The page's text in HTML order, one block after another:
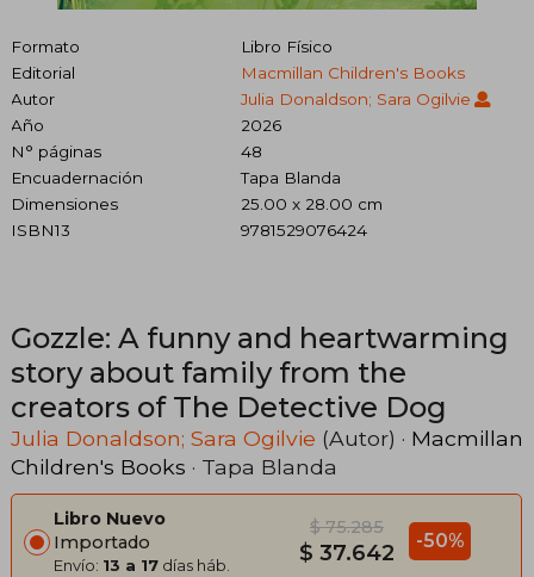
Formato
Libro Físico
Editorial
Macmillan Children's Books
Autor
Julia Donaldson; Sara Ogilvie
Año
2026
N° páginas
48
Encuadernación
Tapa Blanda
Dimensiones
25.00 x 28.00 cm
ISBN13
9781529076424
Gozzle: A funny and heartwarming
story about family from the
creators of The Detective Dog
Julia Donaldson; Sara Ogilvie (Autor) · Macmillan
Children's Books · Tapa Blanda
Libro Nuevo
Importado
Envío: 13 a 17 días háb.
$ 75.285
$ 37.642 -50%